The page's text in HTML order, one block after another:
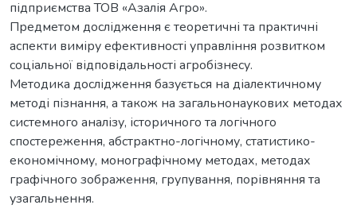
підприємства ТОВ «Азалія Агро».
Предметом дослідження є теоретичні та практичні
аспекти виміру ефективності управління розвитком
соціальної відповідальності агробізнесу.
Методика дослідження базується на діалектичному
методі пізнання, а також на загальнонаукових методах
системного аналізу, історичного та логічного
спостереження, абстрактно-логічному, статистико-
економічному, монографічному методах, методах
графічного зображення, групування, порівняння та
узагальнення.